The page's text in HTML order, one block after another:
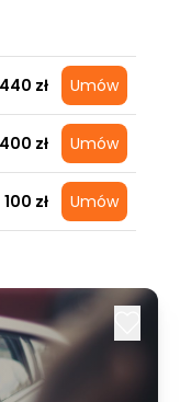
440 zł Umów
400 zł Umów
100 zł Umów